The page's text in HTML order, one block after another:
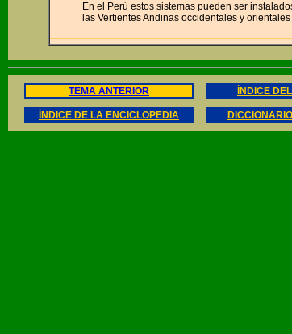
En el Perú estos sistemas pueden ser
las Vertientes Andinas occidentales y
TEMA ANTERIOR ÍNDICE
ÍNDICE DE LA ENCICLOPEDIA